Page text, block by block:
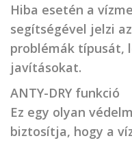
Hiba esetén a
segítségével jelzi
problémák típusát,
javításokat.
ANTY-DRY funkció
Ez egy olyan
biztosítja, hogy a